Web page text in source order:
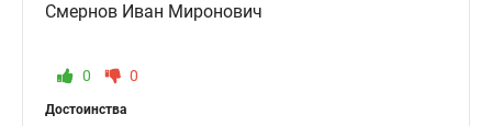
Смернов Иван Миронович
0 0
Достоинства